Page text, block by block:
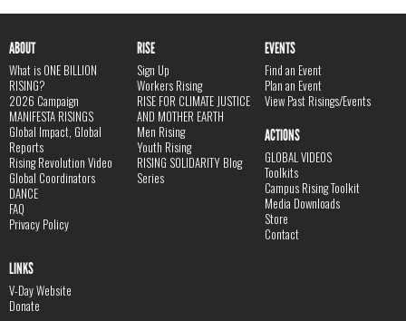
ABOUT
What is ONE BILLION
RISING?
2026 Campaign
MANIFESTA RISINGS
Global Impact, Global
Reports
Rising Revolution Video
Global Coordinators
DANCE
FAQ
Privacy Policy
RISE
Sign Up
Workers Rising
RISE FOR CLIMATE JUSTICE
AND MOTHER EARTH
Men Rising
Youth Rising
RISING SOLIDARITY Blog
Series
EVENTS
Find an Event
Plan an Event
View Past Risings/Events
ACTIONS
GLOBAL VIDEOS
Toolkits
Campus Rising Toolkit
Media Downloads
Store
Contact
LINKS
V-Day Website
Donate